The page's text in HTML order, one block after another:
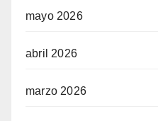
mayo 2026
abril 2026
marzo 2026